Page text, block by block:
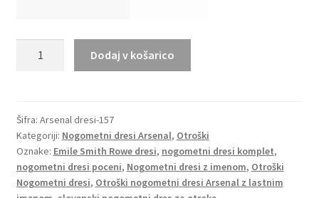
Tretji
2025-
26
z
imenom
Dodaj v košarico
Šifra: Arsenal dresi-157
Kategoriji: Nogometni dresi Arsenal, Otroški
Oznake: Emile Smith Rowe dresi, nogometni dresi komplet,
nogometni dresi poceni, Nogometni dresi z imenom, Otroški
Nogometni dresi, Otroški nogometni dresi Arsenal z lastnim